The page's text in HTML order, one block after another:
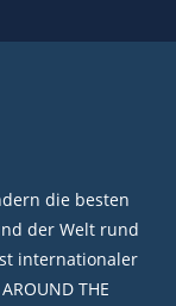
die besten
der Welt rund
internationaler
THE